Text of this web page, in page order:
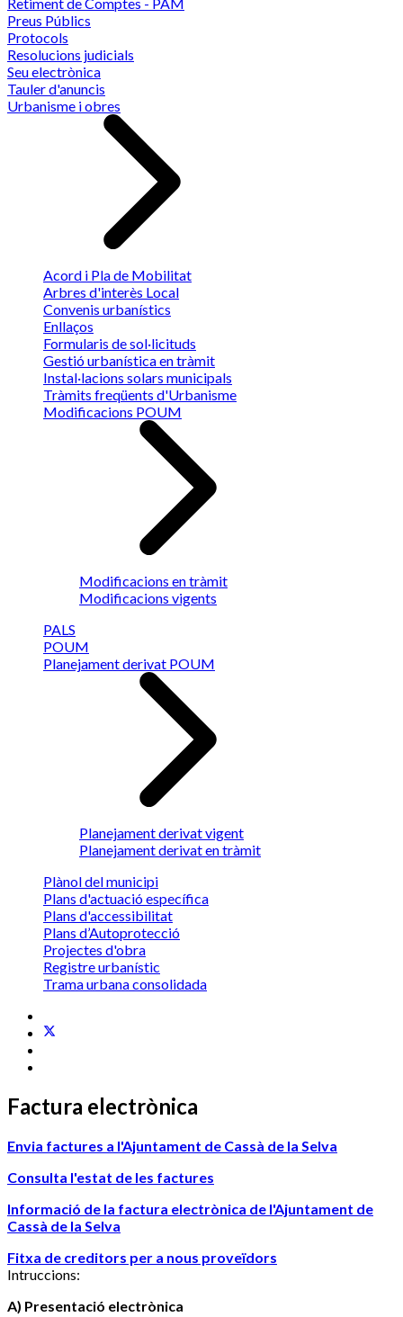
Preus Públics
Protocols
Resolucions judicials
Seu electrònica
Tauler d'anuncis
Urbanisme i obres
Acord i Pla de Mobilitat
Arbres d'interès Local
Convenis urbanístics
Enllaços
Formularis de sol·licituds
Gestió urbanística en tràmit
Instal·lacions solars municipals
Tràmits freqüents d'Urbanisme
Modificacions POUM
Modificacions en tràmit
Modificacions vigents
PALS
POUM
Planejament derivat POUM
Planejament derivat vigent
Planejament derivat en tràmit
Plànol del municipi
Plans d'actuació específica
Plans d'accessibilitat
Plans d’Autoprotecció
Projectes d'obra
Registre urbanístic
Trama urbana consolidada
Factura electrònica
Envia factures a l'Ajuntament de Cassà de la Selva
Consulta l'estat de les factures
Informació de la factura electrònica de l'Ajuntament de
Cassà de la Selva
Fitxa de creditors per a nous proveïdors
Intruccions:
A) Presentació electrònica